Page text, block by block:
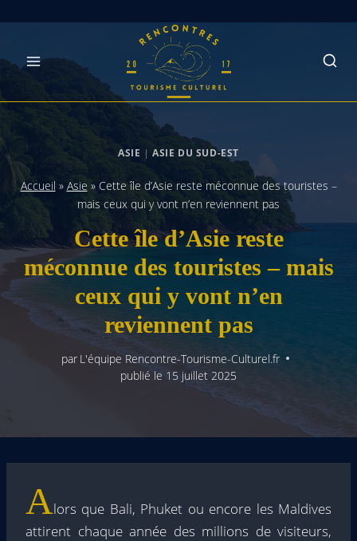
to
content
ASIE |ASIE DU SUD-EST
Accueil » Asie » Cette île d’Asie reste méconnue des touristes –
mais ceux qui y vont n’en reviennent pas
Cette île d’Asie reste
méconnue des touristes – mais
ceux qui y vont n’en
reviennent pas
par L'équipe Rencontre-Tourisme-Culturel.fr
publié le 15 juillet 2025
Alors que Bali, Phuket ou encore les Maldives
attirent chaque année des millions de visiteurs,